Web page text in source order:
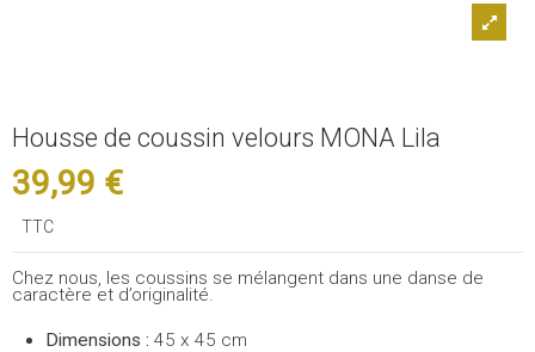
Housse de coussin velours MONA Lila
39,99 €
TTC
Chez nous, les coussins se mélangent dans une danse de
caractère et d’originalité.
Dimensions : 45 x 45 cm